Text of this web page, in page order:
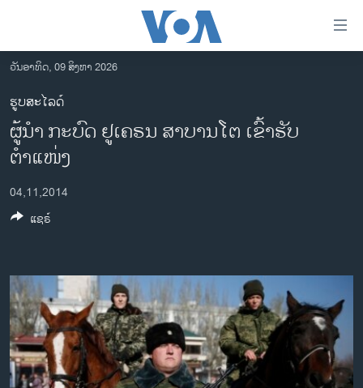
ເຂົ້າ
ຫາ
ຂ້າມ
ຂ້າມ
ຂ້າມ
ໄປ
ຫາ
ຊອກ
ລາວ
ອາເມຣິກາ
ການເລືອກຕັ້ງ ປະທານາທີບໍດີ ສະຫະລັດ 2024
ຂ່າວ​ຈີນ
ອິດສະຫຼະພາບດ້ານການຂ່າວ
ຊີວິດຊາວລາວ
ຊຸມຊົນຊາວລາວ
ວິທະຍາສາດ-ເທັກໂນໂລຈີ
ວັນອາທິດ, 09 ສິງຫາ 2026
ຮູບສະໄລດ໌
ຜູ້ນຳ ກະບົດ ຢູເຄຣນ ສາບານໂຕ ເຂົ້າຮັບ
ຕຳແໜ່ງ
04,11,2014
ແຊຣ໌